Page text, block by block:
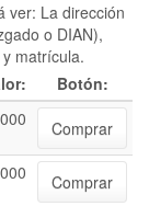
ver: La dirección
o DIAN),
matrícula.
Botón:
Comprar
Comprar